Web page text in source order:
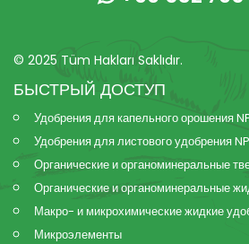
© 2025 Tüm Hakları Saklıdır.
БЫСТРЫЙ ДОСТУП
Удобрения для капельного орошения
Удобрения для листового удобрения
Органические и органоминеральные
Органические и органоминеральные
Макро- и микрохимические жидкие
Микроэлементы